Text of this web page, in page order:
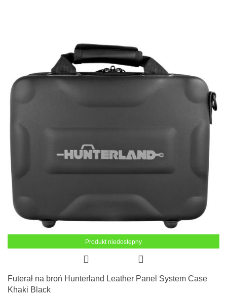
Produkt niedostępny
Futerał na broń Hunterland Leather Panel System Case
Khaki Black